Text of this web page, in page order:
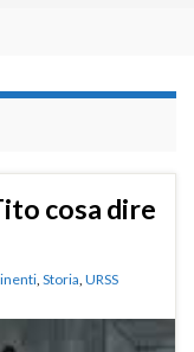
cosa dire
Storia URSS